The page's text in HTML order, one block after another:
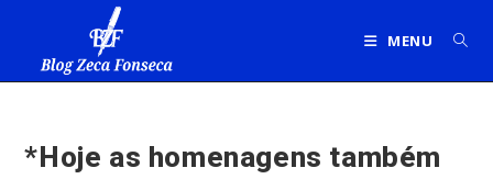
MENU
*Hoje as homenagens também